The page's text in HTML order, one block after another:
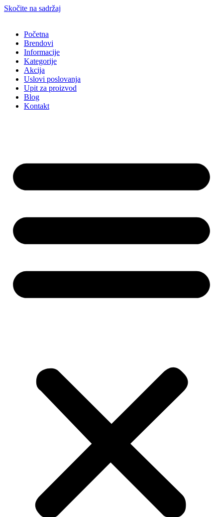
Skočite na sadržaj
Početna
Brendovi
Informacije
Kategorije
Akcija
Uslovi poslovanja
Upit za proizvod
Blog
Kontakt